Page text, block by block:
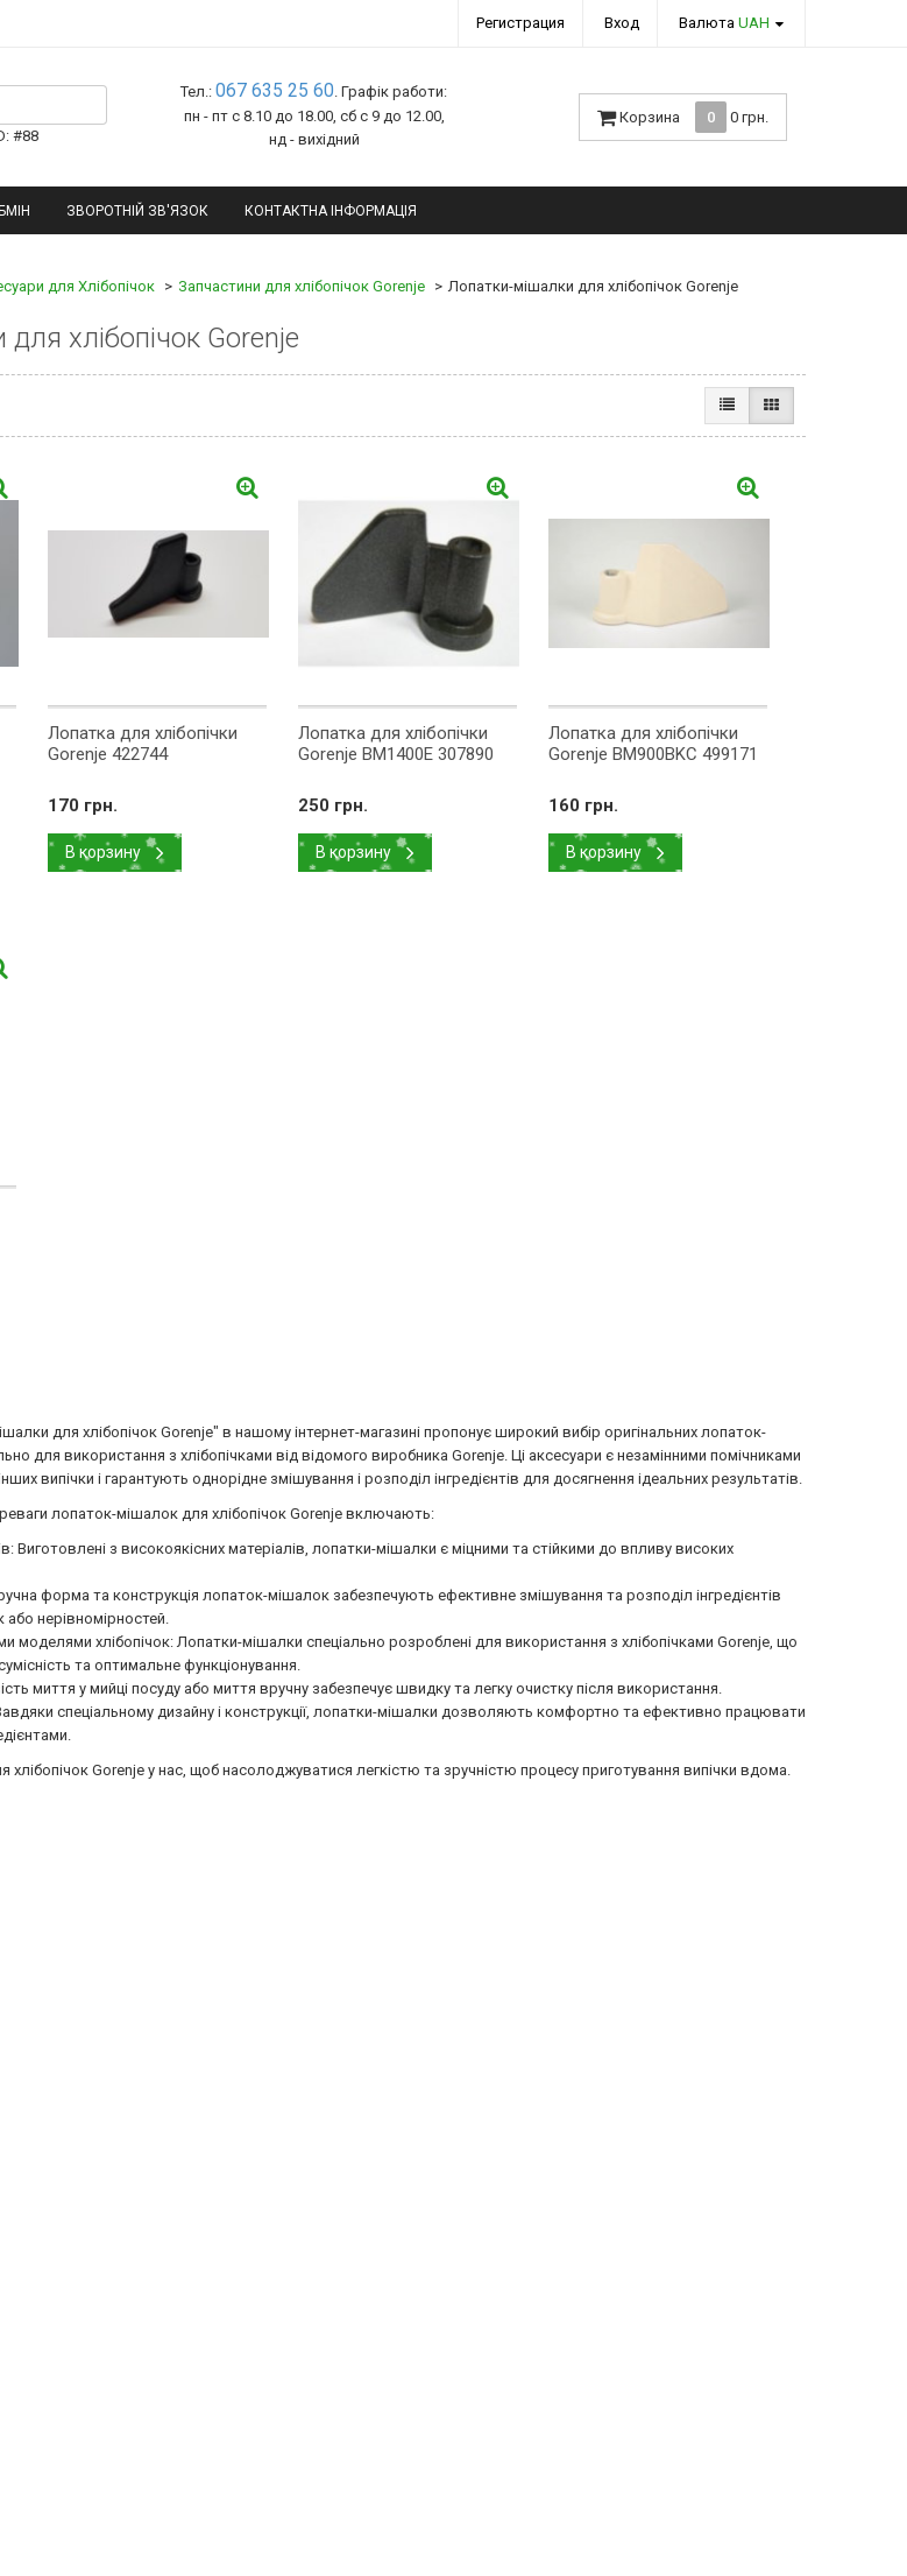
Регистрация Вход Валюта UAH
#88
Тел.: 067 635 25 60. Графік работи:
пн - пт с 8.10 до 18.00, сб с 9 до 12.00,
нд - вихідний
Корзина 0 0 грн.
ЗВОРОТНІЙ ЗВ'ЯЗОК КОНТАКТНА ІНФОРМАЦІЯ
для Хлібопічок Запчастини для хлібопічок Gorenje Лопатки-мішалки для хлібопічок Gorenje
хлібопічок Gorenje
Лопатка для хлібопічки
Gorenje 422744
170 грн.
В корзину
Лопатка для хлібопічки
Gorenje BM1400E 307890
250 грн.
В корзину
Лопатка для хлібопічки
Gorenje BM900BKC 499171
160 грн.
В корзину
для хлібопічок Gorenje" в нашому інтернет-магазині пропонує широкий вибір оригінальних лопаток-
для використання з хлібопічками від відомого виробника Gorenje. Ці аксесуари є незамінними помічниками
випічки і гарантують однорідне змішування і розподіл інгредієнтів для досягнення ідеальних результатів.
лопаток-мішалок для хлібопічок Gorenje включають:
Виготовлені з високоякісних матеріалів, лопатки-мішалки є міцними та стійкими до впливу високих
форма та конструкція лопаток-мішалок забезпечують ефективне змішування та розподіл інгредієнтів
нерівномірностей.
моделями хлібопічок: Лопатки-мішалки спеціально розроблені для використання з хлібопічками Gorenje, що
та оптимальне функціонування.
миття у мийці посуду або миття вручну забезпечує швидку та легку очистку після використання.
спеціальному дизайну і конструкції, лопатки-мішалки дозволяють комфортно та ефективно працювати
Gorenje у нас, щоб насолоджуватися легкістю та зручністю процесу приготування випічки вдома.